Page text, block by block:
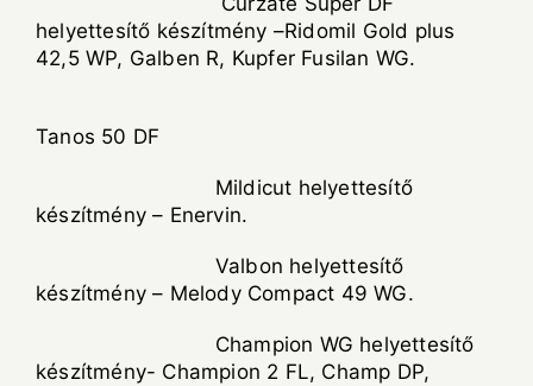
helyettesítő készítmény –Ridomil Gold plus
42,5 WP, Galben R, Kupfer Fusilan WG.
Tanos 50 DF
Mildicut helyettesítő
készítmény – Enervin.
Valbon helyettesítő
készítmény – Melody Compact 49 WG.
Champion WG helyettesítő
készítmény- Champion 2 FL, Champ DP,